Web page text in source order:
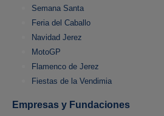
Semana Santa
Feria del Caballo
Navidad Jerez
MotoGP
Flamenco de Jerez
Fiestas de la Vendimia
Empresas y Fundaciones